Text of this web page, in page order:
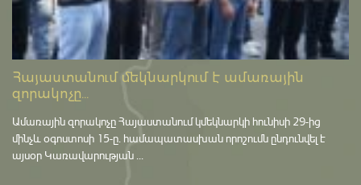
Հայաստանում մեկնարկում է ամառային
զորակոչը...
Ամառային զորակոչը Հայաստանում կմեկնարկի հունիսի 29-ից
մինչև օգոստոսի 15-ը․ համապատասխան որոշումն ընդունվել է
այսօր Կառավարության ...